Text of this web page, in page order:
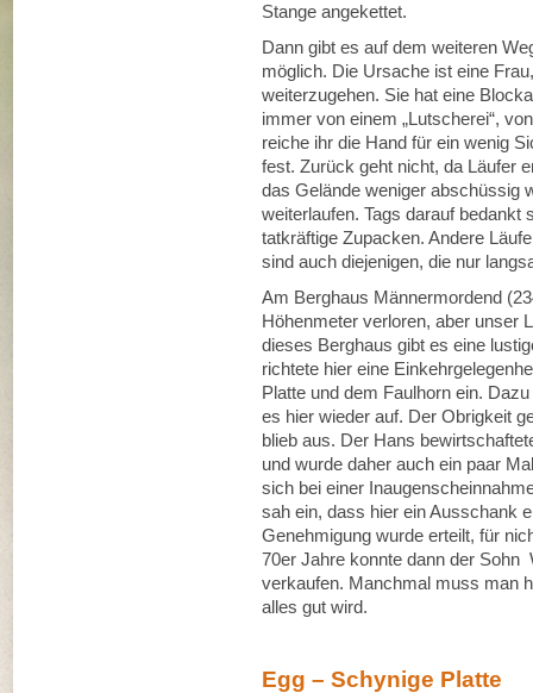
Stange angekettet.
Dann gibt es auf dem weiteren
möglich. Die Ursache ist eine
weiterzugehen. Sie hat eine
immer von einem „Lutscherei“,
reiche ihr die Hand für ein wenig
fest. Zurück geht nicht, da Läufer
das Gelände weniger abschüssig
weiterlaufen. Tags darauf
tatkräftige Zupacken. Andere
sind auch diejenigen, die nur
Am Berghaus Männermordend
Höhenmeter verloren, aber unser
dieses Berghaus gibt es eine
richtete hier eine
Platte und dem Faulhorn ein.
es hier wieder auf. Der Obrigkeit
blieb aus. Der Hans
und wurde daher auch ein paar
sich bei einer
sah ein, dass hier ein Ausschank
Genehmigung wurde erteilt, für
70er Jahre konnte dann der Sohn
verkaufen. Manchmal muss man
alles gut wird.
Egg – Schynige Platte